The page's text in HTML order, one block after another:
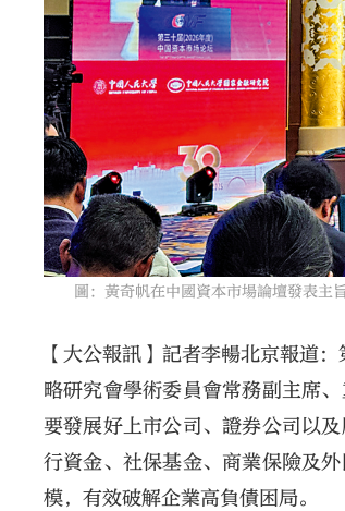
圖：黃奇帆在中國資本市場論壇發表主
【大公報訊】記者李暢北京報道
略研究會學術委員會常務副主席
要發展好上市公司、證券公司以
行資金、社保基金、商業保險及
模，有效破解企業高負債困局。